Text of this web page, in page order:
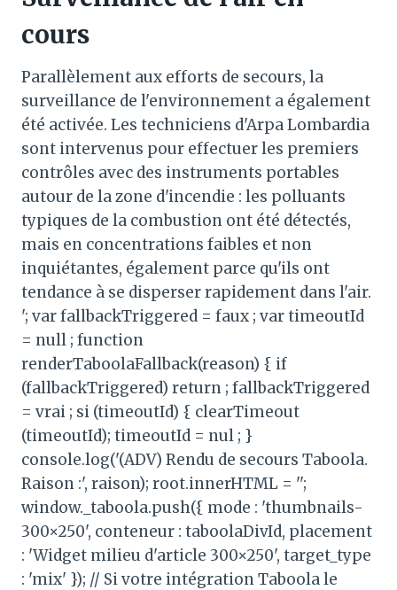
cours
Parallèlement aux efforts de secours, la
surveillance de l'environnement a également
été activée. Les techniciens d'Arpa Lombardia
sont intervenus pour effectuer les premiers
contrôles avec des instruments portables
autour de la zone d'incendie : les polluants
typiques de la combustion ont été détectés,
mais en concentrations faibles et non
inquiétantes, également parce qu'ils ont
tendance à se disperser rapidement dans l'air.
'; var fallbackTriggered = faux ; var timeoutId
= null ; function
renderTaboolaFallback(reason) { if
(fallbackTriggered) return ; fallbackTriggered
= vrai ; si (timeoutId) { clearTimeout
(timeoutId); timeoutId = nul ; }
console.log('(ADV) Rendu de secours Taboola.
Raison :', raison); root.innerHTML = '';
window._taboola.push({ mode : 'thumbnails-
300×250', conteneur : taboolaDivId, placement
: 'Widget milieu d'article 300×250', target_type
: 'mix' }); // Si votre intégration Taboola le